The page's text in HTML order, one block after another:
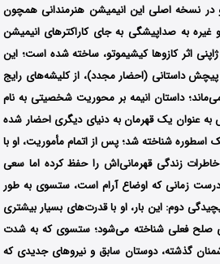
در نسخه اصلی این انیمیشن هنرمندانی همچون
غیره به صداپیشگی به جای کاراکترهای انیمیشن
اثر کازوها کیشیموتو، ساخته شده است؛ این
داستانی (احضار مجدد)، از کلیشه‌های رایج
داستان انیمه بر محوریت شخصیتی به نام
عنوان یک قهرمان به دنیای دیگری احضار شده
اسطوره شناخته شد؛ پس از اتمام مأموریت، او با
زندگی قهرمانی‌اش را حفظ کرده اما سعی
زمانی که اوضاع آرام است، ستسوی به طور
دوم: این بار، او با قدرت‌های بسیار بیشتری
صلح فعلی شناخته می‌شود؛ ستسوی که به شدت
گذشته، دوستان سابق و نیروهای جدیدی که